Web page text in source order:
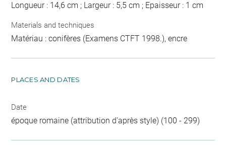
Longueur : 14,6 cm ; Largeur : 5,5 cm ; Epaisseur : 1 cm
Materials and techniques
Matériau : conifères (Examens CTFT 1998.), encre
PLACES AND DATES
Date
époque romaine (attribution d'après style) (100 - 299)